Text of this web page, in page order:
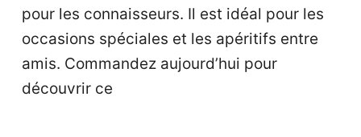
pour les connaisseurs. Il est idéal pour les
occasions spéciales et les apéritifs entre
amis. Commandez aujourd’hui pour
découvrir ce